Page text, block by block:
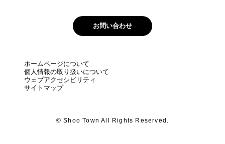
お問い合わせ
ホームページについて
個人情報の取り扱いについて
ウェブアクセシビリティ
サイトマップ
© Shoo Town All Rights Reserved.